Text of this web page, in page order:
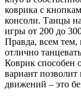
коврика с
консоли. Танцы
игры от 200 до
Правда, всем тем,
отлично
Коврик способен
вариант
движений – это